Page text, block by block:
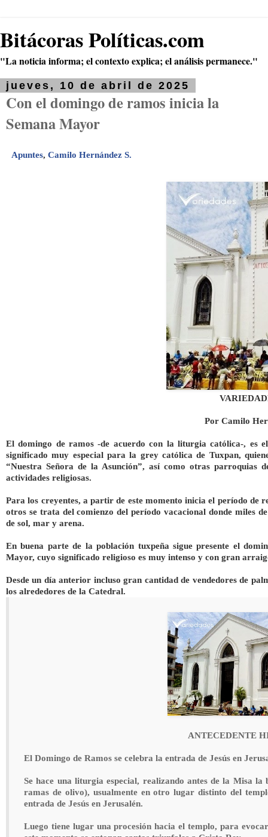
Bitácoras Políticas.com
"La noticia informa; el contexto explica; el análisis permanece."
jueves, 10 de abril de 2025
Con el domingo de ramos inicia la
Semana Mayor
Apuntes, Camilo Hernández S.
Por Camilo
El domingo de ramos -de acuerdo con la liturgia católica-, es
significado muy especial para la grey católica de Tuxpan,
“Nuestra Señora de la Asunción”, así como otras parroquias
actividades religiosas.
Para los creyentes, a partir de este momento inicia el período
otros se trata del comienzo del período vacacional donde miles
de sol, mar y arena.
En buena parte de la población tuxpeña sigue presente el
Mayor, cuyo significado religioso es muy intenso y con gran
Desde un día anterior incluso gran cantidad de vendedores de
los alrededores de la Catedral.
ANTECEDENTE
El Domingo de Ramos se celebra la entrada de Jesús en
Se hace una liturgia especial, realizando antes de la Misa
ramas de olivo), usualmente en otro lugar distinto del
entrada de Jesús en Jerusalén.
Luego tiene lugar una procesión hacia el templo, para